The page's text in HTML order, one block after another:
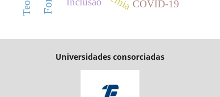
COVID-19
Universidades consorciadas